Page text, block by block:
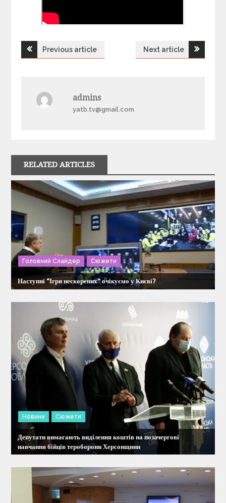
Н
г
а
ц
і
я
з
а
п
и
с
і
в
Previous article Next article
admins
yatb.tv@gmail.com
RELATED ARTICLES
Головний Слайдер Сюжети
Наступні “Ігри нескорених” очікуємо у Києві?
Новини Сюжети
Депутати вимагають виділення коштів на позачергові
навчання бійців тероборони Херсонщини